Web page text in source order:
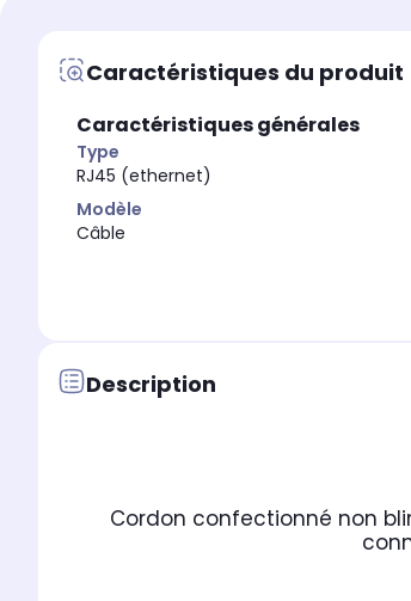
Caractéristiques du produit
Caractéristiques générales
Type
RJ45 (ethernet)
Modèle
Câble
Description
Cordon confectionné non